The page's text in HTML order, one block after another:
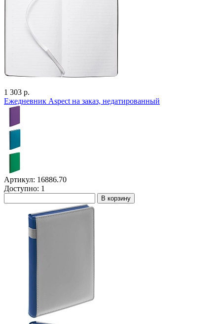
1 303 р.
Ежедневник Aspect на заказ, недатированный
Артикул: 16886.70
Доступно: 1
В корзину